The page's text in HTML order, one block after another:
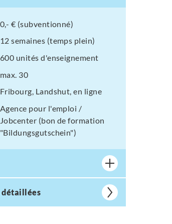
0,- € (subventionné)
12 semaines (temps plein)
600 unités d'enseignement
max. 30
Fribourg, Landshut, en ligne
Agence pour l'emploi /
Jobcenter (bon de formation
"Bildungsgutschein")